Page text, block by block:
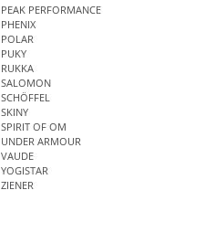
PEAK PERFORMANCE
PHENIX
POLAR
PUKY
RUKKA
SALOMON
SCHÖFFEL
SKINY
SPIRIT OF OM
UNDER ARMOUR
VAUDE
YOGISTAR
ZIENER